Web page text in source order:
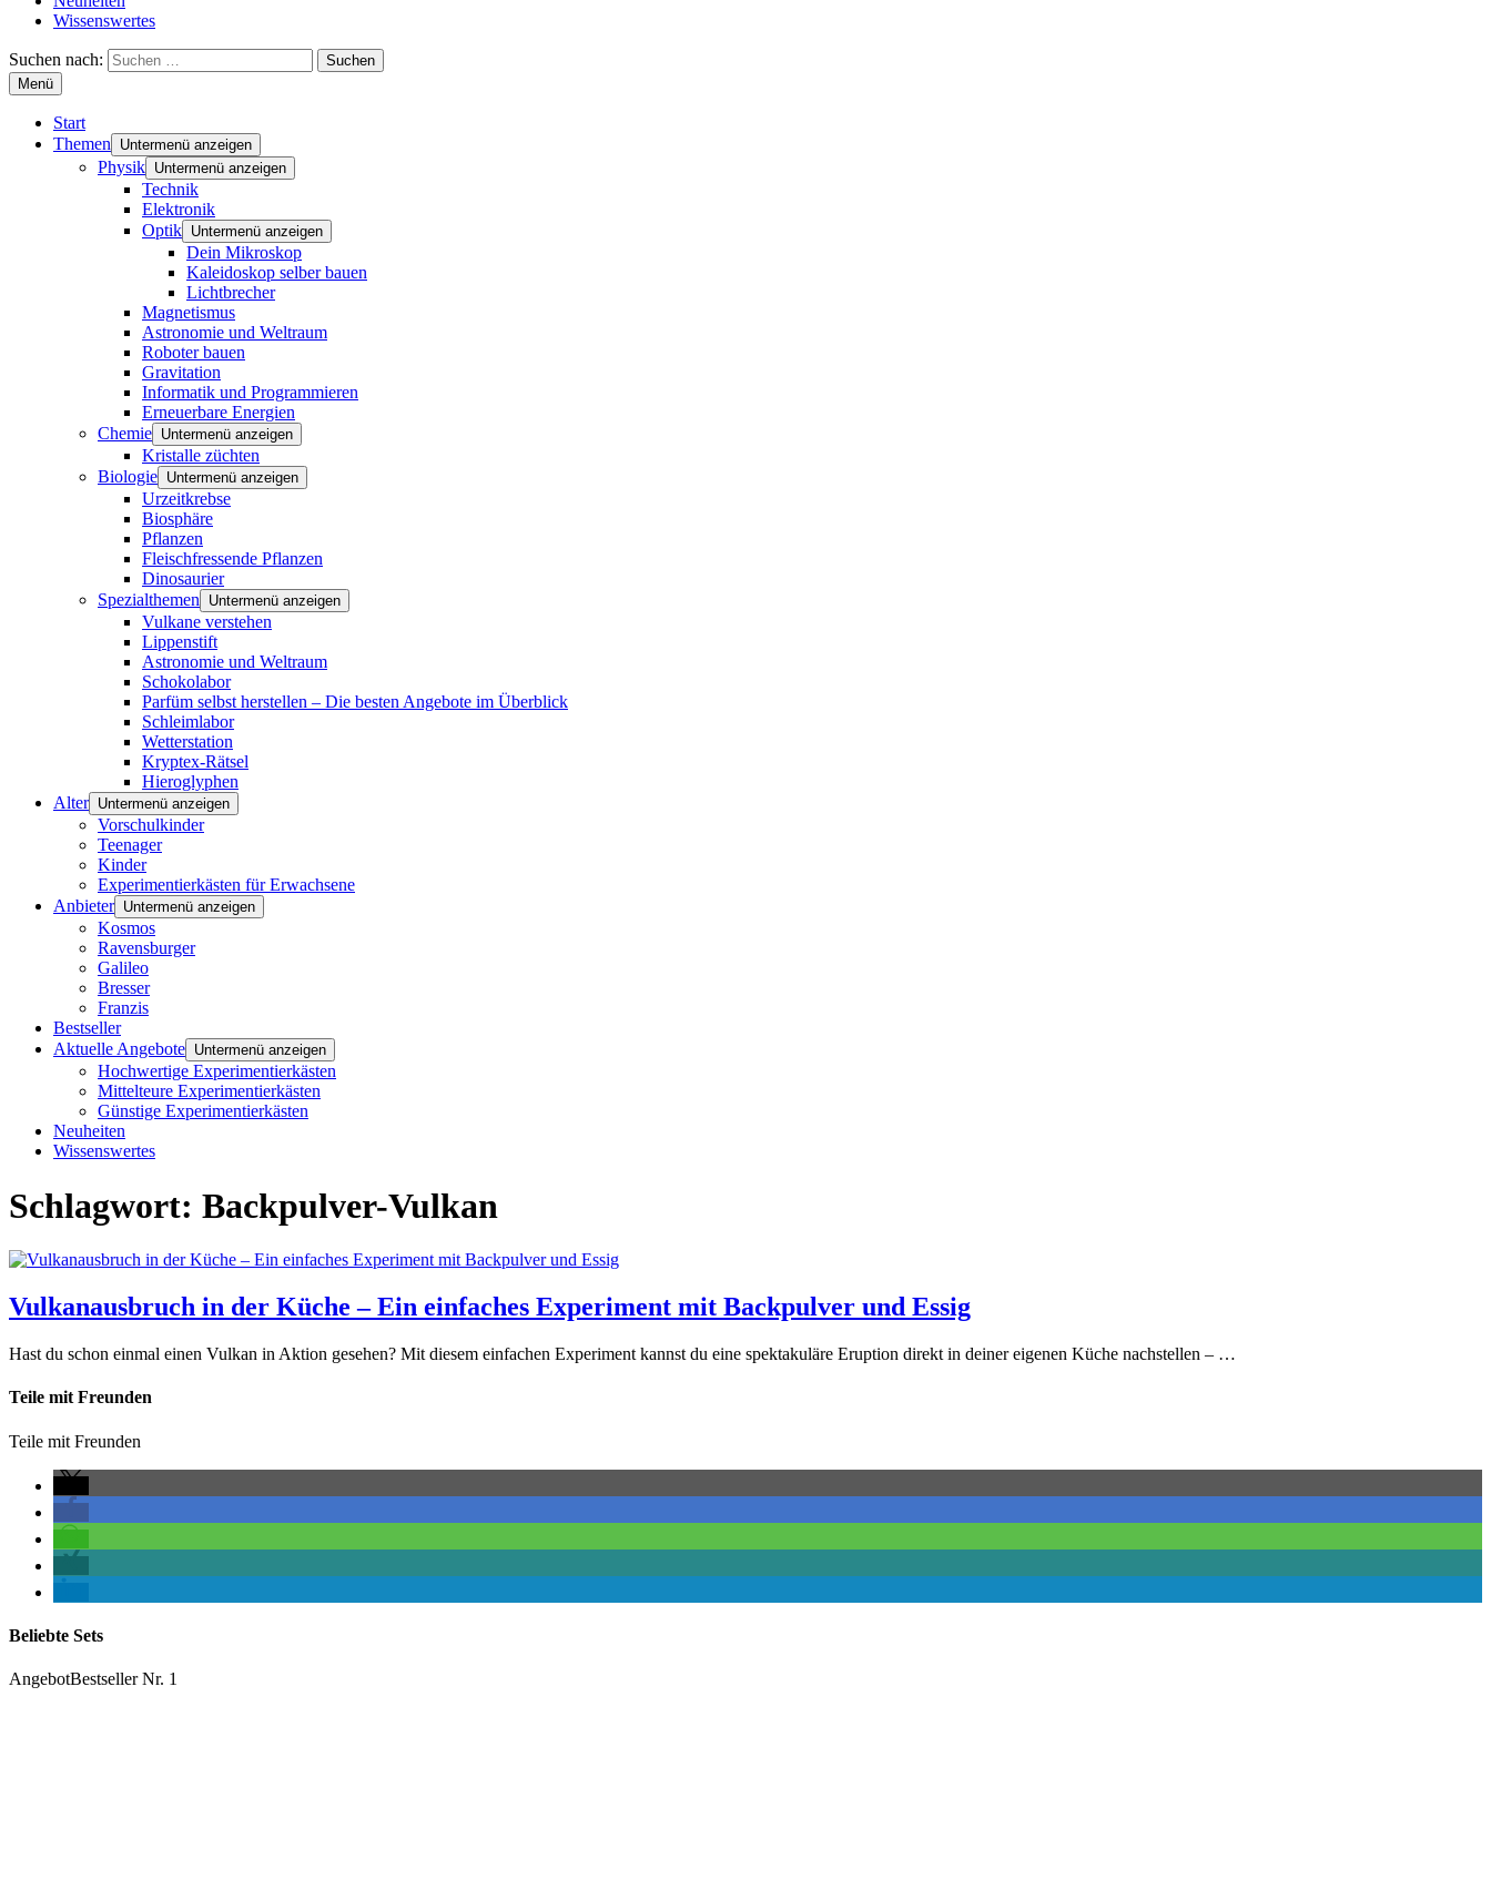
Wissenswertes
Suchen nach:
Menü
Start
Themen
Untermenü anzeigen
Physik Untermenü anzeigen
Technik
Elektronik
Optik Untermenü anzeigen
Dein Mikroskop
Kaleidoskop selber bauen
Lichtbrecher
Magnetismus
Astronomie und Weltraum
Roboter bauen
Gravitation
Informatik und Programmieren
Erneuerbare Energien
Chemie Untermenü anzeigen
Kristalle züchten
Biologie Untermenü anzeigen
Urzeitkrebse
Biosphäre
Pflanzen
Fleischfressende Pflanzen
Dinosaurier
Spezialthemen
Untermenü anzeigen
Vulkane verstehen
Lippenstift
Astronomie und Weltraum
Schokolabor
Parfüm selbst herstellen – Die besten Angebote im Überblick
Schleimlabor
Wetterstation
Kryptex-Rätsel
Hieroglyphen
Alter Untermenü anzeigen
Vorschulkinder
Teenager
Kinder
Experimentierkästen für Erwachsene
Anbieter Untermenü anzeigen
Kosmos
Ravensburger
Galileo
Bresser
Franzis
Bestseller
Aktuelle Angebote Untermenü anzeigen
Hochwertige Experimentierkästen
Mittelteure Experimentierkästen
Günstige Experimentierkästen
Neuheiten
Wissenswertes
Schlagwort: Backpulver-Vulkan
Vulkanausbruch in der Küche – Ein einfaches Experiment mit Backpulver und Essig
Hast du schon einmal einen Vulkan in Aktion gesehen? Mit diesem einfachen Experiment kannst du eine spektakuläre Eruption direkt in deiner eigenen Küche nachstellen – …
Teile mit Freunden
Teile mit Freunden
Beliebte Sets
AngebotBestseller Nr. 1